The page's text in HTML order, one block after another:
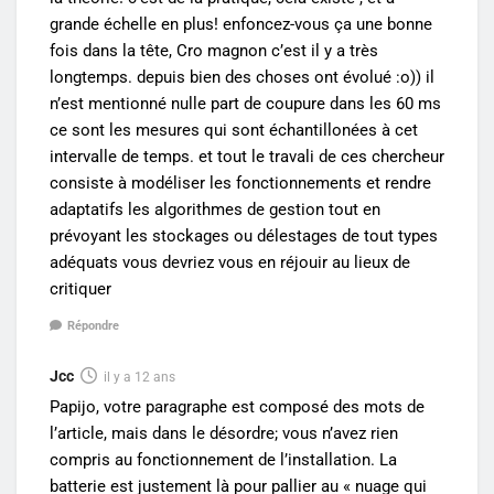
grande échelle en plus! enfoncez-vous ça une bonne
fois dans la tête, Cro magnon c’est il y a très
longtemps. depuis bien des choses ont évolué :o)) il
n’est mentionné nulle part de coupure dans les 60 ms
ce sont les mesures qui sont échantillonées à cet
intervalle de temps. et tout le travali de ces chercheur
consiste à modéliser les fonctionnements et rendre
adaptatifs les algorithmes de gestion tout en
prévoyant les stockages ou délestages de tout types
adéquats vous devriez vous en réjouir au lieux de
critiquer
Répondre
Jcc il y a 12 ans
Papijo, votre paragraphe est composé des mots de
l’article, mais dans le désordre; vous n’avez rien
compris au fonctionnement de l’installation. La
batterie est justement là pour pallier au « nuage qui